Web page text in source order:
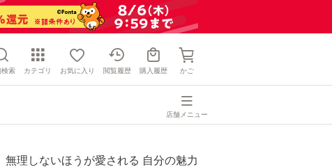
検索 カテゴリ お気に入り 閲覧履歴 購入履歴 かご
店舗メニュー
無理しないほうが愛される 自分の魅力